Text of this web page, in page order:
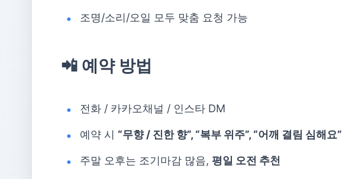
조명/소리/오일 모두 맞춤 요청 가능
📲 예약 방법
전화 / 카카오채널 / 인스타 DM
예약 시 “무향 / 진한 향”, “복부 위주”, “어깨 결림 심해요”
주말 오후는 조기마감 많음, 평일 오전 추천